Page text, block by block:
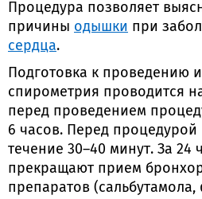
Процедура позволяет
причины одышки при
сердца.
Подготовка к проведению
спирометрия проводится
перед проведением
6 часов. Перед
течение 30–40 минут. За 24
прекращают прием
препаратов